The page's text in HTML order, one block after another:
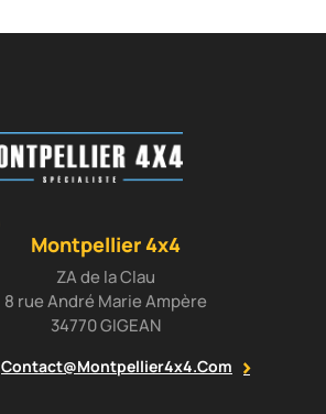
Montpellier 4x4
ZA de la Clau
8 rue André Marie Ampère
34770 GIGEAN
Contact@montpellier4x4.com